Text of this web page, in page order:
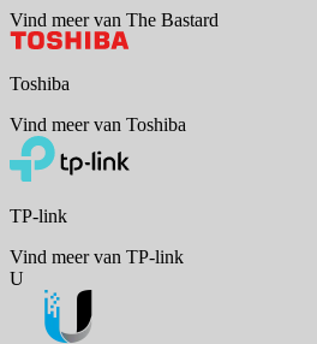
Vind meer van The Bastard
Toshiba
Vind meer van Toshiba
TP-link
Vind meer van TP-link
U